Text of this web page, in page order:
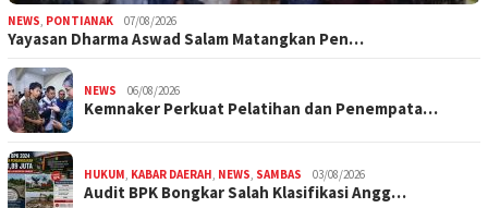
NEWS, PONTIANAK 07/08/2026
Yayasan Dharma Aswad Salam Matangkan Pen…
NEWS 06/08/2026
Kemnaker Perkuat Pelatihan dan Penempata…
HUKUM, KABAR DAERAH, NEWS, SAMBAS 03/08/2026
Audit BPK Bongkar Salah Klasifikasi Angg…